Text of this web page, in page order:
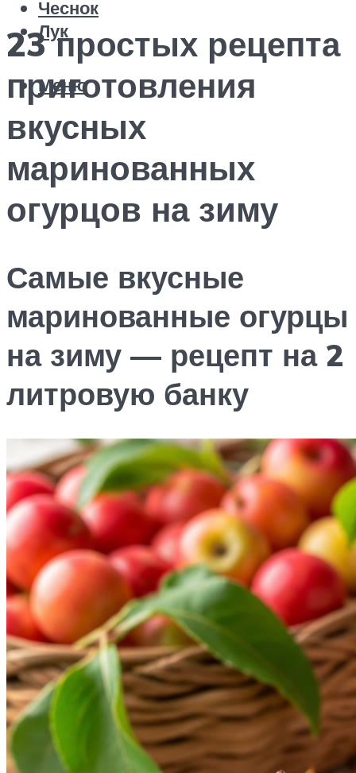
Чеснок
Лук
Меню
23 простых рецепта
приготовления
вкусных
маринованных
огурцов на зиму
Самые вкусные
маринованные огурцы
на зиму — рецепт на 2
литровую банку